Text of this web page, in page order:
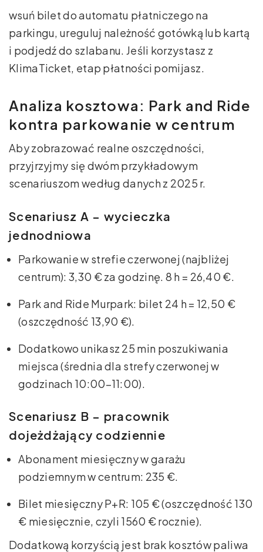
wsuń bilet do automatu płatniczego na
parkingu, ureguluj należność gotówką lub kartą
i podjedź do szlabanu. Jeśli korzystasz z
KlimaTicket, etap płatności pomijasz.
Analiza kosztowa: Park and Ride
kontra parkowanie w centrum
Aby zobrazować realne oszczędności,
przyjrzyjmy się dwóm przykładowym
scenariuszom według danych z 2025 r.
Scenariusz A – wycieczka
jednodniowa
Parkowanie w strefie czerwonej (najbliżej
centrum): 3,30 € za godzinę. 8 h = 26,40 €.
Park and Ride Murpark: bilet 24 h = 12,50 €
(oszczędność 13,90 €).
Dodatkowo unikasz 25 min poszukiwania
miejsca (średnia dla strefy czerwonej w
godzinach 10:00–11:00).
Scenariusz B – pracownik
dojeżdżający codziennie
Abonament miesięczny w garażu
podziemnym w centrum: 235 €.
Bilet miesięczny P+R: 105 € (oszczędność 130
€ miesięcznie, czyli 1560 € rocznie).
Dodatkową korzyścią jest brak kosztów paliwa